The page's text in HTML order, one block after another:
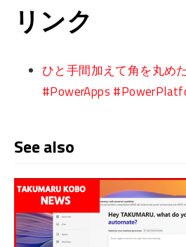
リンク
ひと手間加えて角を丸め
#PowerApps
See also